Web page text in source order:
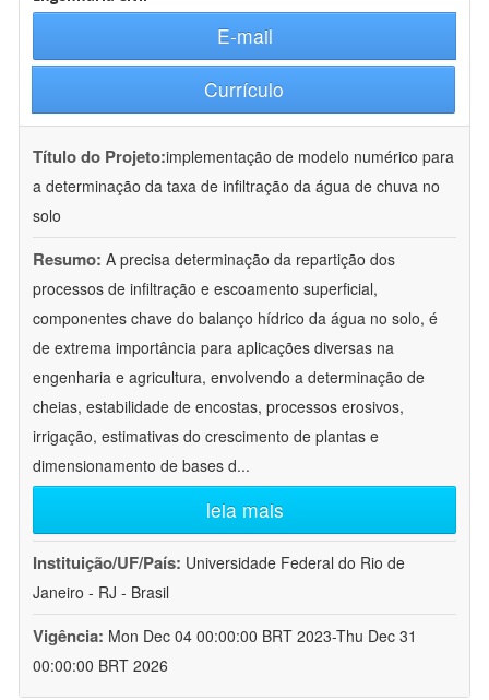
E-mail
Currículo
Título do Projeto:implementação de modelo numérico para
a determinação da taxa de infiltração da água de chuva no
solo
Resumo: A precisa determinação da repartição dos
processos de infiltração e escoamento superficial,
componentes chave do balanço hídrico da água no solo, é
de extrema importância para aplicações diversas na
engenharia e agricultura, envolvendo a determinação de
cheias, estabilidade de encostas, processos erosivos,
irrigação, estimativas do crescimento de plantas e
dimensionamento de bases d...
leia mais
Instituição/UF/País: Universidade Federal do Rio de
Janeiro - RJ - Brasil
Vigência: Mon Dec 04 00:00:00 BRT 2023-Thu Dec 31
00:00:00 BRT 2026